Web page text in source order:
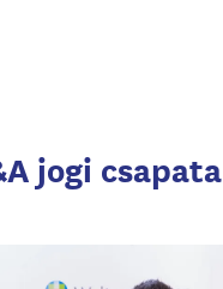
jogi csapata